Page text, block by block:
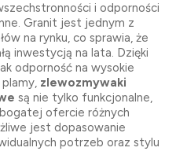
i odporności
Granit jest jednym z
na rynku, co sprawia, że
inwestycją na lata. Dzięki
odporność na wysokie
zlewozmywaki
są nie tylko funkcjonalne,
ofercie różnych
jest dopasowanie
potrzeb oraz stylu